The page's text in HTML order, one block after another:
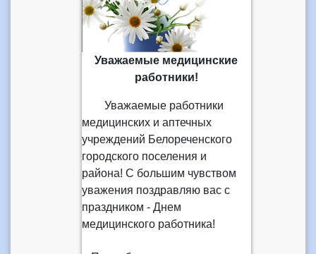
Уважаемые медицинские
работники!
Уважаемые работники
медицинских и аптечных
учреждений Белореченского
городского поселения и
района! С большим чувством
уважения поздравляю вас с
праздником - Днем
медицинского работника!